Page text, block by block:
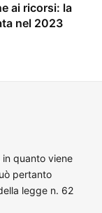
ai ricorsi: la
nel 2023
quanto viene
pertanto
legge n. 62